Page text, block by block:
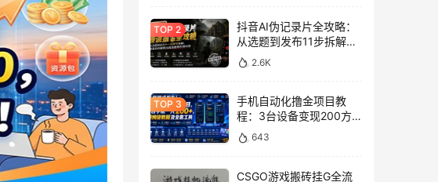
抖音AI伪记录片全攻略：
从选题到发布11步拆解，
零基础做出高流量真实感
内容
2.6K
手机自动化撸金项目教
程：3台设备变现200方
法，零门槛脚本工具与平
台玩法
643
CSGO游戏搬砖挂G全流